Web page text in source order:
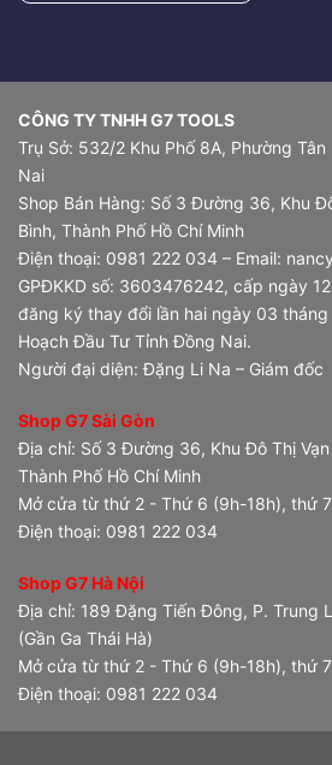
CÔNG TY TNHH G7 TOOLS
Trụ Sở: 532/2 Khu Phố 8A, Phường
Nai
Shop Bán Hàng: Số 3 Đường 36, Khu
Bình, Thành Phố Hồ Chí Minh
Điện thoại: 0981 222 034 – Email:
GPĐKKD số: 3603476242, cấp ngày
đăng ký thay đổi lần hai ngày 03 tháng
Hoạch Đầu Tư Tỉnh Đồng Nai.
Người đại diện: Đặng Li Na – Giám đốc
Shop G7 Sài Gòn
Địa chỉ: Số 3 Đường 36, Khu Đô Thị Vạn
Thành Phố Hồ Chí Minh
Mở cửa từ thứ 2 - Thứ 6 (9h-18h), thứ
Điện thoại: 0981 222 034
Shop G7 Hà Nội
Địa chỉ: 189 Đặng Tiến Đông, P. Trung
(Gần Ga Thái Hà)
Mở cửa từ thứ 2 - Thứ 6 (9h-18h), thứ
Điện thoại: 0981 222 034